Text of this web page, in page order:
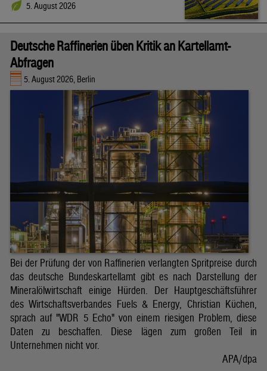
5. August 2026
Deutsche Raffinerien üben Kritik an Kartellamt-
Abfragen
5. August 2026, Berlin
Bei der Prüfung der von Raffinerien verlangten Spritpreise durch
das deutsche Bundeskartellamt gibt es nach Darstellung der
Mineralölwirtschaft einige Hürden. Der Hauptgeschäftsführer
des Wirtschaftsverbandes Fuels & Energy, Christian Küchen,
sprach auf "WDR 5 Echo" von einem riesigen Problem, diese
Daten zu beschaffen. Diese lägen zum großen Teil in
Unternehmen nicht vor.
APA/dpa